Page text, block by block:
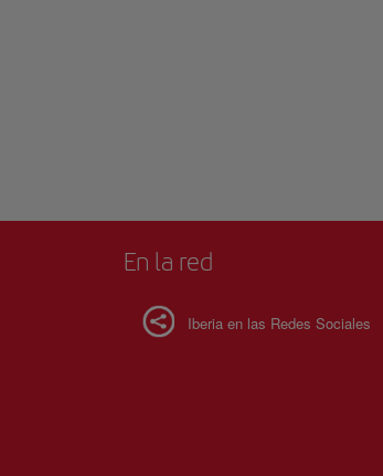
En la red
Iberia en las Redes Sociales